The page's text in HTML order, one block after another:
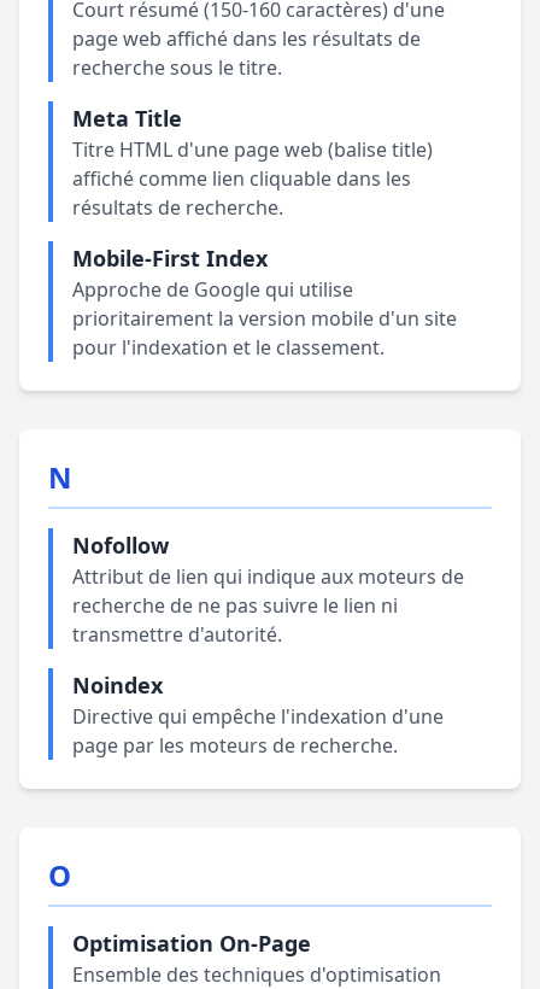
Court résumé (150-160 caractères) d'une
page web affiché dans les résultats de
recherche sous le titre.
Meta Title
Titre HTML d'une page web (balise title)
affiché comme lien cliquable dans les
résultats de recherche.
Mobile-First Index
Approche de Google qui utilise
prioritairement la version mobile d'un site
pour l'indexation et le classement.
N
Nofollow
Attribut de lien qui indique aux moteurs de
recherche de ne pas suivre le lien ni
transmettre d'autorité.
Noindex
Directive qui empêche l'indexation d'une
page par les moteurs de recherche.
O
Optimisation On-Page
Ensemble des techniques d'optimisation